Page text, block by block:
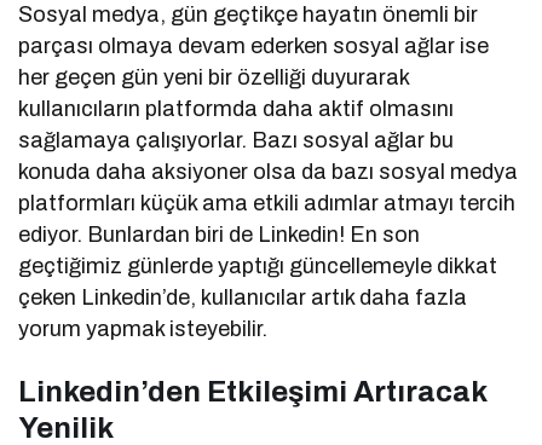
Sosyal medya, gün geçtikçe hayatın önemli bir
parçası olmaya devam ederken sosyal ağlar ise
her geçen gün yeni bir özelliği duyurarak
kullanıcıların platformda daha aktif olmasını
sağlamaya çalışıyorlar. Bazı sosyal ağlar bu
konuda daha aksiyoner olsa da bazı sosyal medya
platformları küçük ama etkili adımlar atmayı tercih
ediyor. Bunlardan biri de Linkedin! En son
geçtiğimiz günlerde yaptığı güncellemeyle dikkat
çeken Linkedin’de, kullanıcılar artık daha fazla
yorum yapmak isteyebilir.
Linkedin’den Etkileşimi Artıracak
Yenilik